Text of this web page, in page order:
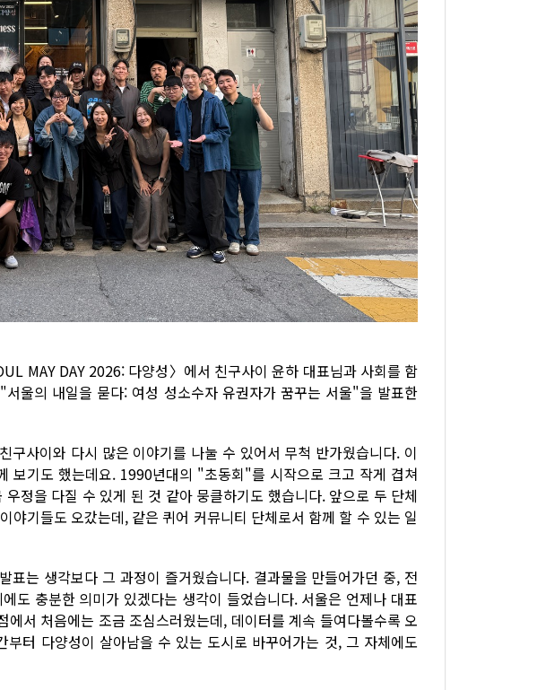
MAY DAY 2026: 다양성〉에서 친구사이 윤하 대표님과 사회를 함
울의 내일을 묻다: 여성 성소수자 유권자가 꿈꾸는 서울"을 발표한
구사이와 다시 많은 이야기를 나눌 수 있어서 무척 반가웠습니다. 이
보기도 했는데요. 1990년대의 "초동회"를 시작으로 크고 작게 겹쳐
정을 다질 수 있게 된 것 같아 뭉클하기도 했습니다. 앞으로 두 단체
야기들도 오갔는데, 같은 퀴어 커뮤니티 단체로서 함께 할 수 있는 일
표는 생각보다 그 과정이 즐거웠습니다. 결과물을 만들어가던 중, 전
도 충분한 의미가 있겠다는 생각이 들었습니다. 서울은 언제나 대표
서 처음에는 조금 조심스러웠는데, 데이터를 계속 들여다볼수록 오
터 다양성이 살아남을 수 있는 도시로 바꾸어가는 것, 그 자체에도